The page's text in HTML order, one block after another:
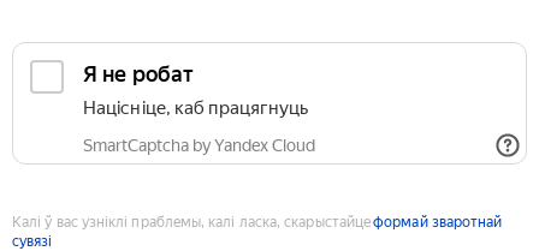
Я не робат
Націсніце, каб працягнуць
SmartCaptcha by Yandex Cloud
Калі ў вас узніклі праблемы, калі ласка, скарыстайцеформай зваротнай
сувязі